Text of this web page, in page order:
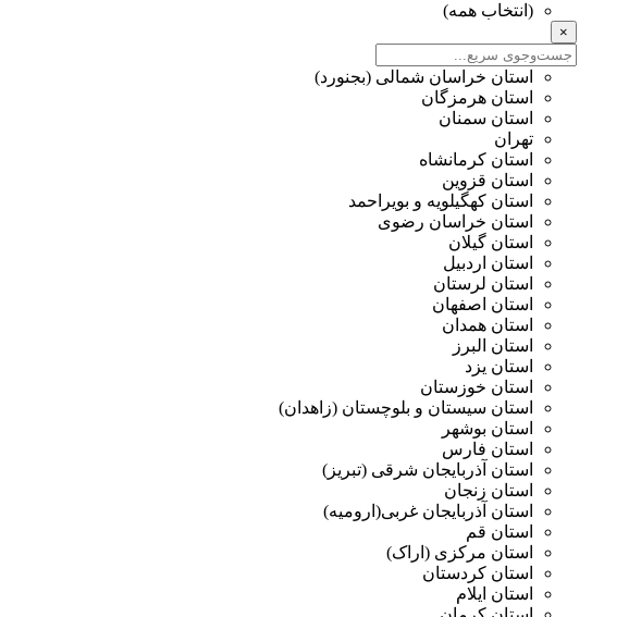
(انتخاب همه)
×
استان خراسان شمالی (بجنورد)
استان هرمزگان
استان سمنان
تهران
استان کرمانشاه
استان قزوین
استان کهگیلویه و بویراحمد
استان خراسان رضوی
استان گیلان
استان اردبیل
استان لرستان
استان اصفهان
استان همدان
استان البرز
استان یزد
استان خوزستان
استان سیستان و بلوچستان (زاهدان)
استان بوشهر
استان فارس
استان آذربایجان شرقی (تبریز)
استان زنجان
استان آذربایجان غربی(ارومیه)
استان قم
استان مرکزی (اراک)
استان کردستان
استان ایلام